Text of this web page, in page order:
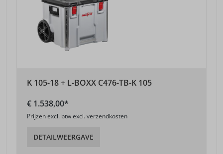
K 105-18 + L-BOXX C476-TB-K 105
€ 1.538,00*
Prijzen excl. btw excl. verzendkosten
DETAILWEERGAVE